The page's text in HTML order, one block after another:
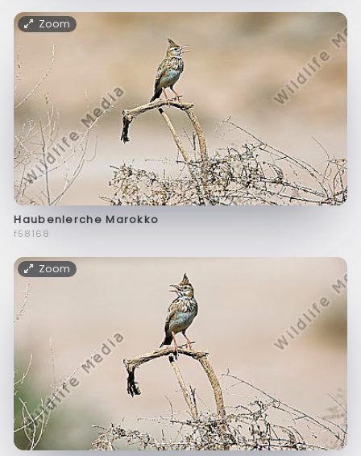
Zoom
Haubenlerche Marokko
f58168
Zoom